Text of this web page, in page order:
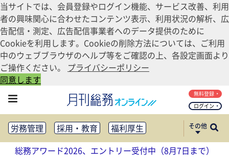
当サイトでは、会員登録やログイン機能、サービス改善、利用
者の興味関心に合わせたコンテンツ表示、利用状況の解析、広
告配信・測定、広告配信事業者へのデータ提供のために
Cookieを利用します。Cookieの削除方法については、ご利用
中のウェブブラウザのヘルプ等をご確認の上、各設定画面より
ご操作ください。 プライバシーポリシー
同意します
ログイン
無料登録
労務管理 採用・教育
福利厚生
健康経営
働き方改革
法務・コンプライアンス
その他
総務アワード2026、エントリー受付中（8月7日まで）